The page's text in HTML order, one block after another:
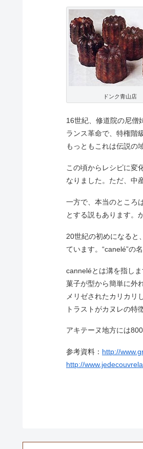
ドンク青山店
16世紀、修道院の尼僧
ランス革命で、特権階
もっともこれは伝説の
この頃からレシピに変
なりました。ただ、中
一方で、本当のところ
とする説もあります。
20世紀の初めになると
ています。“canelé”の
canneléとは溝を指し
菓子が型から簡単に外
メリゼされたカリカリ
トラストがカヌレの特
アキテーヌ地方には
参考資料： http://
http://